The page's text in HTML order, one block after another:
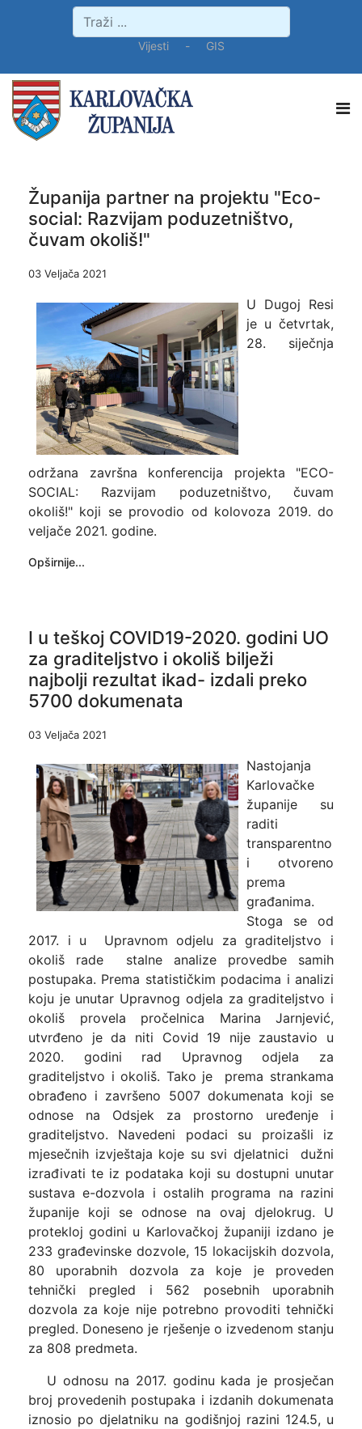
Vijesti- GIS
Županija partner na projektu "Eco-
social: Razvijam poduzetništvo,
čuvam okoliš!"
03 Veljača 2021
U Dugoj Resi
je u četvrtak,
28. siječnja
održana završna konferencija projekta "ECO-
SOCIAL: Razvijam poduzetništvo, čuvam
okoliš!" koji se provodio od kolovoza 2019. do
veljače 2021. godine.
Opširnije...
I u teškoj COVID19-2020. godini UO
za graditeljstvo i okoliš bilježi
najbolji rezultat ikad- izdali preko
5700 dokumenata
03 Veljača 2021
Nastojanja
Karlovačke
županije su
raditi
transparentno
i otvoreno
prema
građanima.
Stoga se od
2017. i u Upravnom odjelu za graditeljstvo i
okoliš rade stalne analize provedbe samih
postupaka. Prema statističkim podacima i analizi
koju je unutar Upravnog odjela za graditeljstvo i
okoliš provela pročelnica Marina Jarnjević,
utvrđeno je da niti Covid 19 nije zaustavio u
2020. godini rad Upravnog odjela za
graditeljstvo i okoliš. Tako je prema strankama
obrađeno i završeno 5007 dokumenata koji se
odnose na Odsjek za prostorno uređenje i
graditeljstvo. Navedeni podaci su proizašli iz
mjesečnih izvještaja koje su svi djelatnici dužni
izrađivati te iz podataka koji su dostupni unutar
sustava e-dozvola i ostalih programa na razini
županije koji se odnose na ovaj djelokrug. U
protekloj godini u Karlovačkoj županiji izdano je
233 građevinske dozvole, 15 lokacijskih dozvola,
80 uporabnih dozvola za koje je proveden
tehnički pregled i 562 posebnih uporabnih
dozvola za koje nije potrebno provoditi tehnički
pregled. Doneseno je rješenje o izvedenom stanju
za 808 predmeta.
U odnosu na 2017. godinu kada je prosječan
broj provedenih postupaka i izdanih dokumenata
iznosio po djelatniku na godišnjoj razini 124.5, u